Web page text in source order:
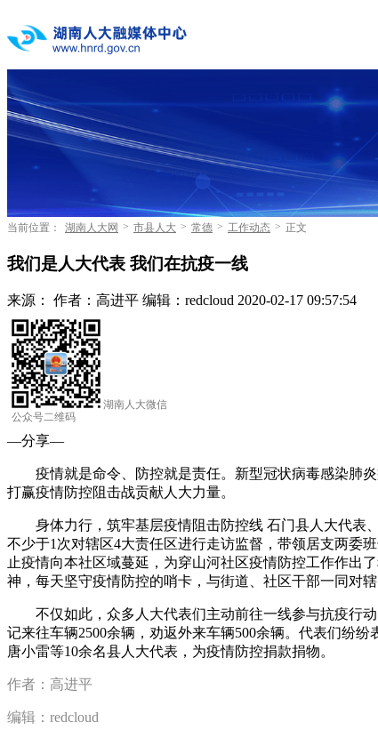
当前位置： 湖南人大网 > 市县人大 > 常德 > 工作动态 > 正文
我们是人大代表 我们在抗疫一线
来源： 作者：高进平 编辑：redcloud 2020-02-17 09:57:54
湖南人大微信
公众号二维码
—分享—
疫情就是命令、防控就是责任。新型冠状病毒感染肺炎
打赢疫情防控阻击战贡献人大力量。
身体力行，筑牢基层疫情阻击防控线 石门县人大代表、
不少于1次对辖区4大责任区进行走访监督，带领居支两委
止疫情向本社区域蔓延，为穿山河社区疫情防控工作作出
神，每天坚守疫情防控的哨卡，与街道、社区干部一同对
不仅如此，众多人大代表们主动前往一线参与抗疫行动
记来往车辆2500余辆，劝返外来车辆500余辆。代表们纷
唐小雷等10余名县人大代表，为疫情防控捐款捐物。
作者：高进平
编辑：redcloud